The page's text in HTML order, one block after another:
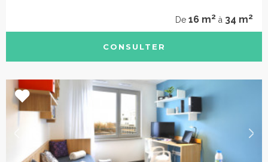
De 16 m2 à 34 m2
CONSULTER